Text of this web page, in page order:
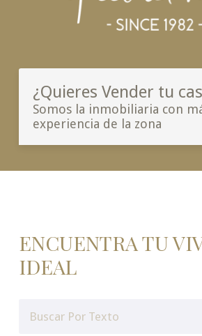
¿Quieres Vender tu
Somos la inmobiliaria con
experiencia de la zona
ENCUENTRA TU
IDEAL